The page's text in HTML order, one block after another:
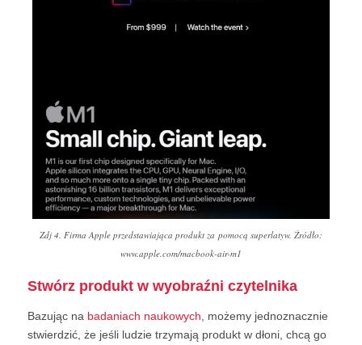
Zdj 4. Firma Apple przedstawiająca produkt za pomocą superlatyw. Źródło:
www.apple.com/macbook-air-m1
Stwórz produkt w wyobraźni czytelnika
Bazując na badaniach naukowych , możemy jednoznacznie
stwierdzić, że jeśli ludzie trzymają produkt w dłoni, chcą go